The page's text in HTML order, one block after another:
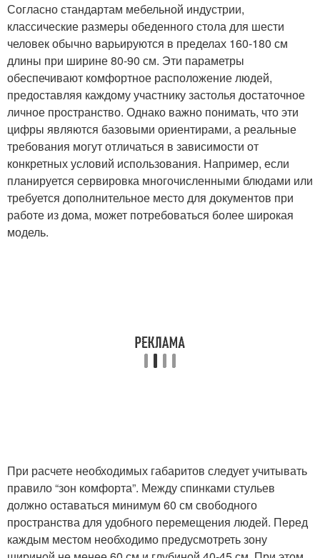
Согласно стандартам мебельной индустрии,
классические размеры обеденного стола для шести
человек обычно варьируются в пределах 160-180 см
длины при ширине 80-90 см. Эти параметры
обеспечивают комфортное расположение людей,
предоставляя каждому участнику застолья достаточное
личное пространство. Однако важно понимать, что эти
цифры являются базовыми ориентирами, а реальные
требования могут отличаться в зависимости от
конкретных условий использования. Например, если
планируется сервировка многочисленными блюдами или
требуется дополнительное место для документов при
работе из дома, может потребоваться более широкая
модель.
При расчете необходимых габаритов следует учитывать
правило “зон комфорта”. Между спинками стульев
должно оставаться минимум 60 см свободного
пространства для удобного перемещения людей. Перед
каждым местом необходимо предусмотреть зону